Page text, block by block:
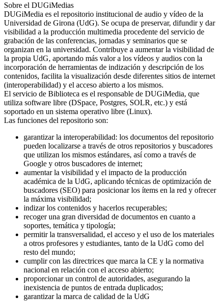
Sobre el DUGiMedias
DUGiMedia es el repositorio institucional de audio y vídeo de la
Universidad de Girona (UdG). Se ocupa de preservar, difundir y dar
visibilidad a la producción multimedia procedente del servicio de
grabación de las conferencias, jornadas y seminarios que se
organizan en la universidad. Contribuye a aumentar la visibilidad de
la propia UdG, aportando más valor a los vídeos y audios con la
incorporación de herramientas de indización y descripción de los
contenidos, facilita la visualización desde diferentes sitios de internet
(interoperabilidad) y el acceso abierto a los mismos.
El servicio de Biblioteca es el responsable de DUGiMedia, que
utiliza software libre (DSpace, Postgres, SOLR, etc.) y está
soportado en un sistema operativo libre (Linux).
Las funciones del repositorio son:
garantizar la interoperabilidad: los documentos del repositorio
pueden localizarse a través de otros repositorios y buscadores
que utilizan los mismos estándares, así como a través de
Google y otros buscadores de internet;
aumentar la visibilidad y el impacto de la producción
académica de la UdG, aplicando técnicas de optimización de
buscadores (SEO) para posicionar los ítems en la red y ofrecer
la máxima visibilidad;
indizar los contenidos y hacerlos recuperables;
recoger una gran diversidad de documentos en cuanto a
soportes, temática y tipología;
permitir la transversalidad, el acceso y el uso de los materiales
a otros profesores y estudiantes, tanto de la UdG como del
resto del mundo;
cumplir con las directrices que marca la CE y la normativa
nacional en relación con el acceso abierto;
proporcionar un control de autoridades, asegurando la
inexistencia de puntos de entrada duplicados;
garantizar la marca de calidad de la UdG